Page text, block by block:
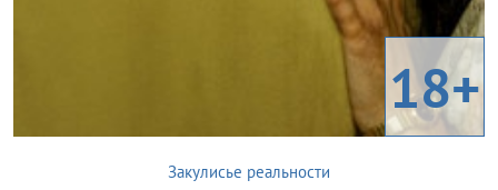
18+
Закулисье реальности